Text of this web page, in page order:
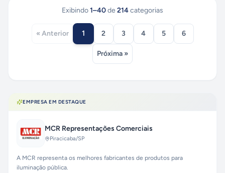
Exibindo1–40de 214categorias
« Anterior 1 2 3 4 5 6
Próxima »
EMPRESA EM DESTAQUE
MCR Representações Comerciais
Piracicaba/SP
A MCR representa os melhores fabricantes de produtos para
iluminação pública.